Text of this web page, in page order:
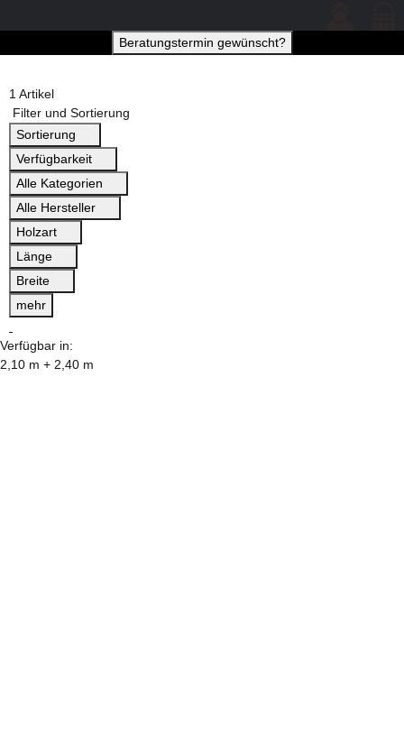
Beratungstermin gewünscht?
1 Artikel
Filter und Sortierung
Sortierung
Verfügbarkeit
Alle Kategorien
Alle Hersteller
Holzart
Länge
Breite
mehr
Verfügbar in:
2,10 m + 2,40 m